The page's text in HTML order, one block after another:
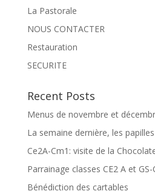
La Pastorale
NOUS CONTACTER
Restauration
SECURITE
Recent Posts
Menus de novembre et
La semaine dernière, les
Ce2A-Cm1: visite de la
Parrainage classes CE2 A et GS-
Bénédiction des cartables